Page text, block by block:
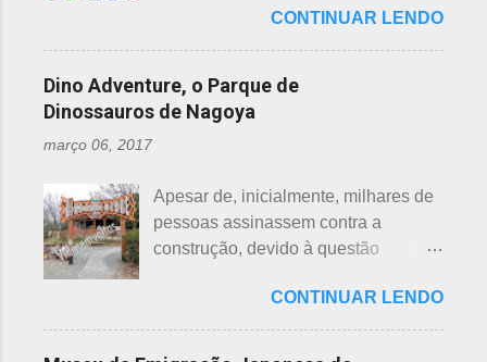
este significado para o climatério
mares, 7 dias da semana, 7 cores, 7
anões, etc... Budistas acreditam em 7
reencarnações. Japoneses
comemoram o sétimo dia após o
semana após a morte e, novamente,
depois de 7 semanas. Não descobri
a razão, mas não é de estranhar
porque há 7 deuses da sorte.
Shichifukujin (七 福神) significa "Sete
origem do futebol. Muitos povos dos
antigos Egito, Grécia e Roma já
tiveram jogos semelhantes há
milhares de anos, além dos sempre
citados chineses e japoneses. Longe
atualmente, o futebol caiu no gosto
deles e é o primeiro no ranking. O
beisebol caiu para o segundo lugar. A
japoneses foi crescendo
gradativamente. Algumas pesquisas
CONTINUAR LENDO
Dino Adventure, o Parque de
Dinossauros de Nagoya
março 06, 2017
Apesar de, inicialmente, milhares de
pessoas assinassem contra a
construção, devido à questão
dinossauros, Dino Adventure
Nagoya, foi inaugurado em julho do
ano passado (2016), junto ao Odaka
CONTINUAR LENDO